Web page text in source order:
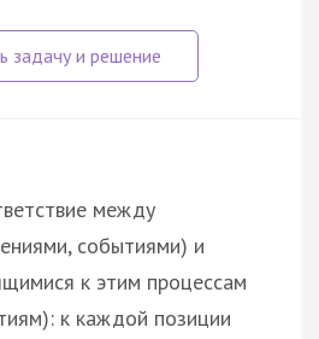
между
событиями) и
к этим процессам
к каждой позиции